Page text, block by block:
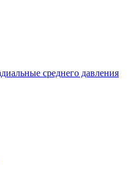
среднего давления